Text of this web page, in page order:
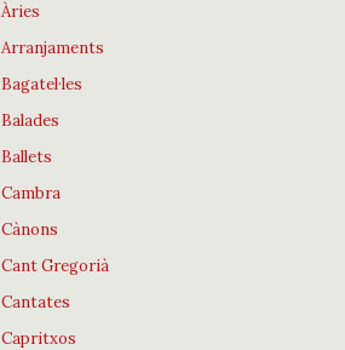
Àries
Arranjaments
Bagatel·les
Balades
Ballets
Cambra
Cànons
Cant Gregorià
Cantates
Capritxos